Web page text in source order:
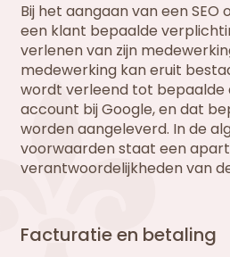
Bij het aangaan van een
een klant bepaalde
verlenen van zijn
medewerking kan eruit
wordt verleend tot bepaalde
account bij Google, en dat
worden aangeleverd. In de
voorwaarden staat een
verantwoordelijkheden van
Facturatie en betaling